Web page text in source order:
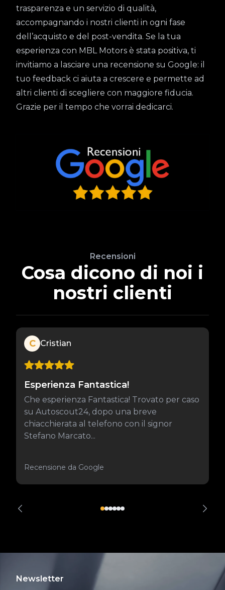
trasparenza e un servizio di qualità,
accompagnando i nostri clienti in ogni fase
dell’acquisto e del post-vendita. Se la tua
esperienza con MBL Motors è stata positiva, ti
invitiamo a lasciare una recensione su Google: il
tuo feedback ci aiuta a crescere e permette ad
altri clienti di scegliere con maggiore fiducia.
Grazie per il tempo che vorrai dedicarci.
Recensioni
Cosa dicono di noi i
nostri clienti
C Cristian
Esperienza Fantastica!
Che esperienza Fantastica! Trovato per caso
su Autoscout24, dopo una breve
chiacchierata al telefono con il signor
Stefano Marcato...
Recensione da Google
Newsletter